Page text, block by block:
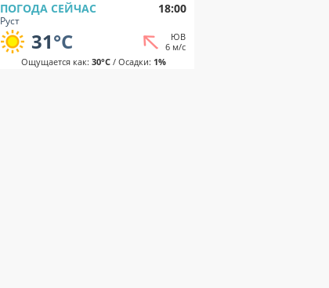
ПОГОДА СЕЙЧАС 18:00
Руст
31°C
ЮВ
6 м/с
Ощущается как: 30°C/ Осадки: 1%